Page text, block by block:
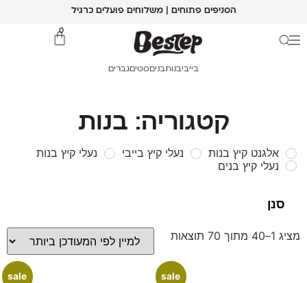
הסניפים פתוחים | משלוחים פועלים כרגיל
0
בייביבנות בנים סטיםגברים
קטגוריה: בנות
אלגנט קיץ בנות נעלי קיץ בייבי
נעלי קיץ בנות
נעלי קיץ בנים
מציג 1–40 מתוך 70 תוצאות
sale
sale